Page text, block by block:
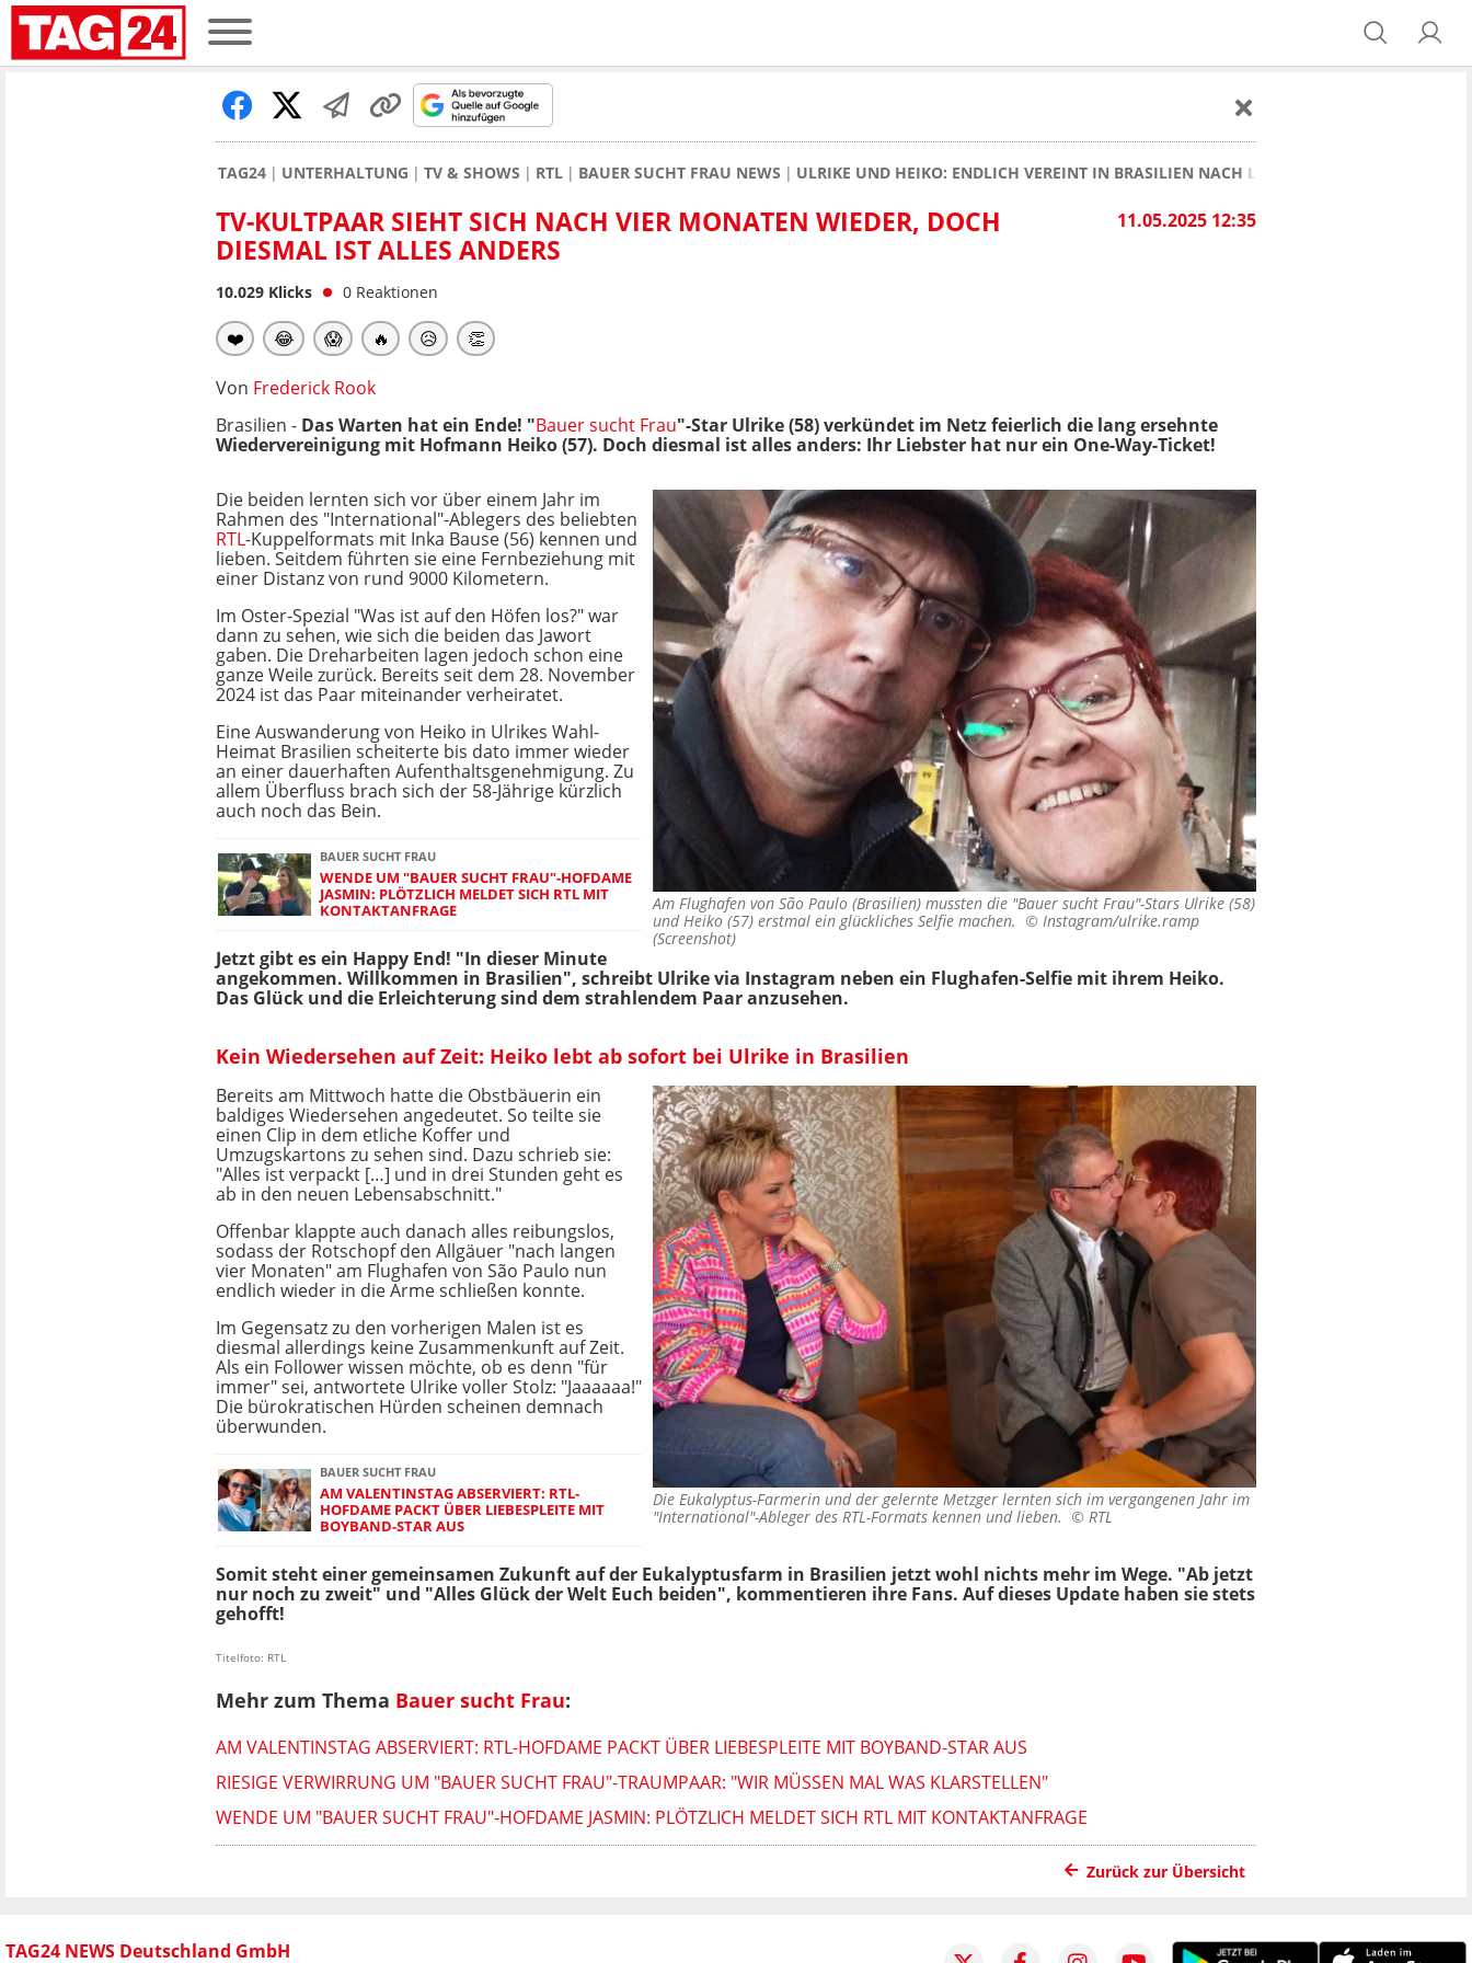
TAG24 UNTERHALTUNG TV & SHOWS RTL BAUER SUCHT FRAU NEWS ULRIKE UND HEIKO: ENDLICH VEREINT IN BRASILIEN NACH LANGER FERNBEZIEHUNG
11.05.2025 12:35
TV-KULTPAAR SIEHT SICH NACH VIER MONATEN WIEDER, DOCH
DIESMAL IST ALLES ANDERS
10.029 Klicks 0 Reaktionen
❤️ 😂 😱 🔥 😥 👏
Von Frederick Rook
Brasilien - Das Warten hat ein Ende! "Bauer sucht Frau"-Star Ulrike (58) verkündet im Netz feierlich die lang ersehnte
Wiedervereinigung mit Hofmann Heiko (57). Doch diesmal ist alles anders: Ihr Liebster hat nur ein One-Way-Ticket!
Am Flughafen von São Paulo (Brasilien) mussten die "Bauer sucht Frau"-Stars Ulrike (58)
und Heiko (57) erstmal ein glückliches Selfie machen. © Instagram/ulrike.ramp
(Screenshot)
Die beiden lernten sich vor über einem Jahr im
Rahmen des "International"-Ablegers des beliebten
RTL-Kuppelformats mit Inka Bause (56) kennen und
lieben. Seitdem führten sie eine Fernbeziehung mit
einer Distanz von rund 9000 Kilometern.
Im Oster-Spezial "Was ist auf den Höfen los?" war
dann zu sehen, wie sich die beiden das Jawort
gaben. Die Dreharbeiten lagen jedoch schon eine
ganze Weile zurück. Bereits seit dem 28. November
2024 ist das Paar miteinander verheiratet.
Eine Auswanderung von Heiko in Ulrikes Wahl-
Heimat Brasilien scheiterte bis dato immer wieder
an einer dauerhaften Aufenthaltsgenehmigung. Zu
allem Überfluss brach sich der 58-Jährige kürzlich
auch noch das Bein.
BAUER SUCHT FRAU
WENDE UM "BAUER SUCHT FRAU"-HOFDAME
JASMIN: PLÖTZLICH MELDET SICH RTL MIT
KONTAKTANFRAGE
Jetzt gibt es ein Happy End! "In dieser Minute
angekommen. Willkommen in Brasilien", schreibt Ulrike via Instagram neben ein Flughafen-Selfie mit ihrem Heiko.
Das Glück und die Erleichterung sind dem strahlendem Paar anzusehen.
Kein Wiedersehen auf Zeit: Heiko lebt ab sofort bei Ulrike in Brasilien
Die Eukalyptus-Farmerin und der gelernte Metzger lernten sich im vergangenen Jahr im
"International"-Ableger des RTL-Formats kennen und lieben. © RTL
Bereits am Mittwoch hatte die Obstbäuerin ein
baldiges Wiedersehen angedeutet. So teilte sie
einen Clip in dem etliche Koffer und
Umzugskartons zu sehen sind. Dazu schrieb sie:
"Alles ist verpackt […] und in drei Stunden geht es
ab in den neuen Lebensabschnitt."
Offenbar klappte auch danach alles reibungslos,
sodass der Rotschopf den Allgäuer "nach langen
vier Monaten" am Flughafen von São Paulo nun
endlich wieder in die Arme schließen konnte.
Im Gegensatz zu den vorherigen Malen ist es
diesmal allerdings keine Zusammenkunft auf Zeit.
Als ein Follower wissen möchte, ob es denn "für
immer" sei, antwortete Ulrike voller Stolz: "Jaaaaaa!"
Die bürokratischen Hürden scheinen demnach
überwunden.
BAUER SUCHT FRAU
AM VALENTINSTAG ABSERVIERT: RTL-
HOFDAME PACKT ÜBER LIEBESPLEITE MIT
BOYBAND-STAR AUS
Somit steht einer gemeinsamen Zukunft auf der Eukalyptusfarm in Brasilien jetzt wohl nichts mehr im Wege. "Ab jetzt
nur noch zu zweit" und "Alles Glück der Welt Euch beiden", kommentieren ihre Fans. Auf dieses Update haben sie stets
gehofft!
Titelfoto: RTL
Mehr zum Thema Bauer sucht Frau:
AM VALENTINSTAG ABSERVIERT: RTL-HOFDAME PACKT ÜBER LIEBESPLEITE MIT BOYBAND-STAR AUS
RIESIGE VERWIRRUNG UM "BAUER SUCHT FRAU"-TRAUMPAAR: "WIR MÜSSEN MAL WAS KLARSTELLEN"
WENDE UM "BAUER SUCHT FRAU"-HOFDAME JASMIN: PLÖTZLICH MELDET SICH RTL MIT KONTAKTANFRAGE
Zurück zur Übersicht
TAG24 NEWS Deutschland GmbH